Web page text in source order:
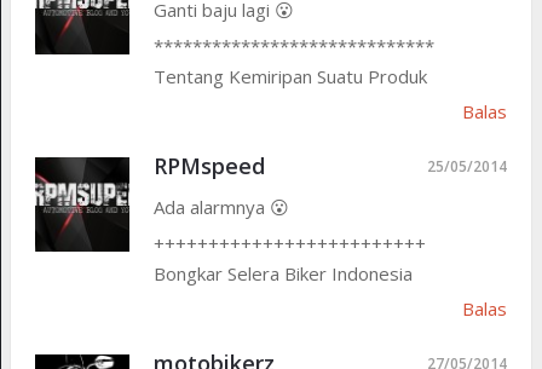
Ganti baju lagi 😮
*****************************
Tentang Kemiripan Suatu Produk
Balas
RPMspeed 25/05/2014
Ada alarmnya 😮
+++++++++++++++++++++++++
Bongkar Selera Biker Indonesia
Balas
27/05/2014